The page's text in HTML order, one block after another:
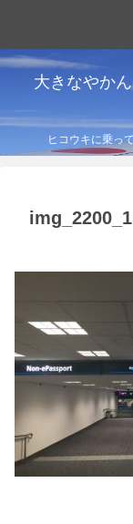
大きなやか
ヒコウキに乗っ